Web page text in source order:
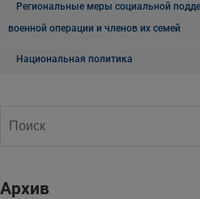
Региональные меры социальной
военной операции и членов их семей
Национальная политика
Архив